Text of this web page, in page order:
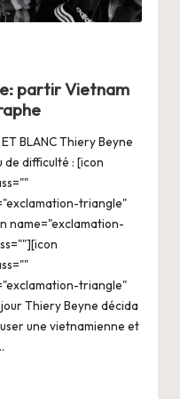
partir Vietnam
ET BLANC Thiery Beyne
difficulté : [icon
triangle"
name="exclamation-
triangle"
Thiery Beyne décida
une vietnamienne et